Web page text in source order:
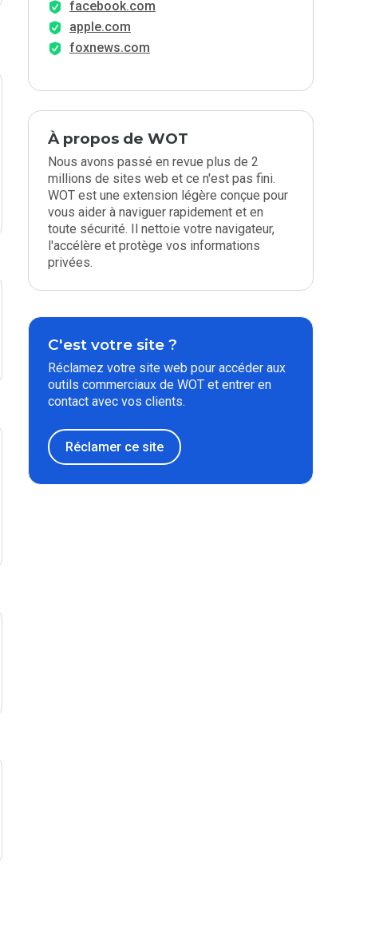
facebook.com
apple.com
foxnews.com
À propos de WOT
Nous avons passé en revue plus de 2
millions de sites web et ce n'est pas fini.
WOT est une extension légère conçue pour
vous aider à naviguer rapidement et en
toute sécurité. Il nettoie votre navigateur,
l'accélère et protège vos informations
privées.
C'est votre site ?
Réclamez votre site web pour accéder aux
outils commerciaux de WOT et entrer en
contact avec vos clients.
Réclamer ce site